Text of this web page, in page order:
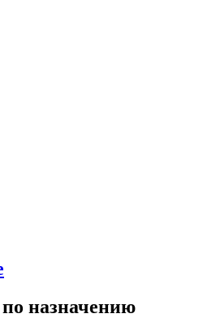
назначению